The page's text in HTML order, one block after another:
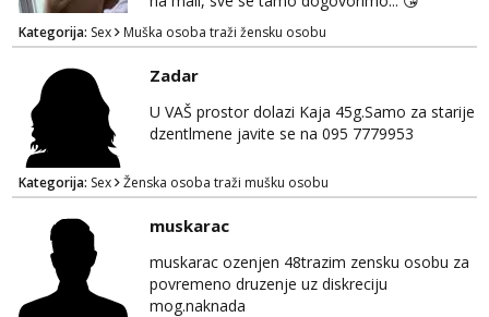
Kategorija: Sex Muška osoba traži žensku osobu
Zadar
U VAŠ prostor dolazi Kaja 45g.Samo za starije
dzentlmene javite se na 095 7779953
Kategorija: Sex Ženska osoba traži mušku osobu
muskarac
muskarac ozenjen 48trazim zensku osobu za
povremeno druzenje uz diskreciju
mog.naknada